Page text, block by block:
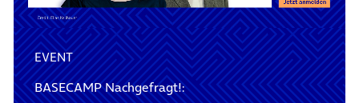
EVENT
BASECAMP Nachgefragt!: